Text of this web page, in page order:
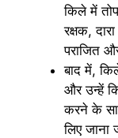
किले में
रक्षक,
पराजित
बाद में,
और उन्हें
करने के
लिए जाना